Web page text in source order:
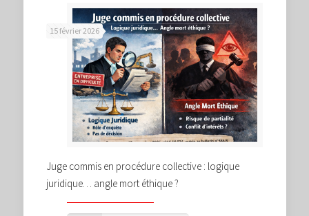
15 février 2026
Juge commis en procédure collective : logique
juridique… angle mort éthique ?